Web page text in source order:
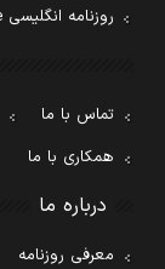
روزنامه انگلیسی Financial Tribune
تماس با ما
همکاری با ما
درباره ما
معرفی روزنامه